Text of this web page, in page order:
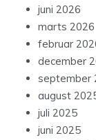
juni 2026
marts 2026
februar
december
september
august
juli 2025
juni 2025